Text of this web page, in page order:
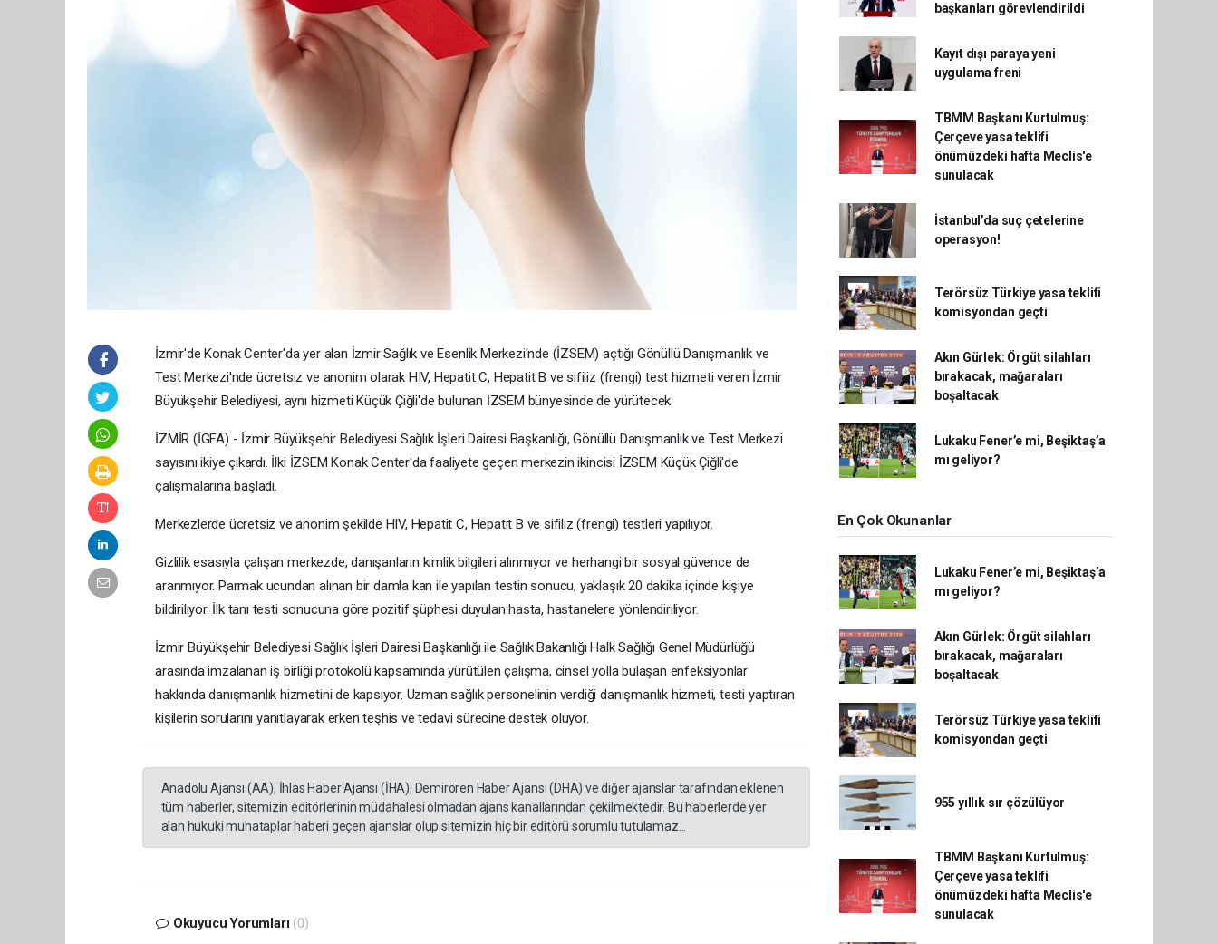
İzmir'de Konak Center'da yer alan İzmir Sağlık ve Esenlik Merkezi'nde (İZSEM) açtığı Gönüllü Danışmanlık ve
Test Merkezi'nde ücretsiz ve anonim olarak HIV, Hepatit C, Hepatit B ve sifiliz (frengi) test hizmeti veren İzmir
Büyükşehir Belediyesi, aynı hizmeti Küçük Çiğli'de bulunan İZSEM bünyesinde de yürütecek.
İZMİR (İGFA) - İzmir Büyükşehir Belediyesi Sağlık İşleri Dairesi Başkanlığı, Gönüllü Danışmanlık ve Test Merkezi
sayısını ikiye çıkardı. İlki İZSEM Konak Center'da faaliyete geçen merkezin ikincisi İZSEM Küçük Çiğli'de
çalışmalarına başladı.
Merkezlerde ücretsiz ve anonim şekilde HIV, Hepatit C, Hepatit B ve sifiliz (frengi) testleri yapılıyor.
Gizlilik esasıyla çalışan merkezde, danışanların kimlik bilgileri alınmıyor ve herhangi bir sosyal güvence de
aranmıyor. Parmak ucundan alınan bir damla kan ile yapılan testin sonucu, yaklaşık 20 dakika içinde kişiye
bildiriliyor. İlk tanı testi sonucuna göre pozitif şüphesi duyulan hasta, hastanelere yönlendiriliyor.
İzmir Büyükşehir Belediyesi Sağlık İşleri Dairesi Başkanlığı ile Sağlık Bakanlığı Halk Sağlığı Genel Müdürlüğü
arasında imzalanan iş birliği protokolü kapsamında yürütülen çalışma, cinsel yolla bulaşan enfeksiyonlar
hakkında danışmanlık hizmetini de kapsıyor. Uzman sağlık personelinin verdiği danışmanlık hizmeti, testi yaptıran
kişilerin sorularını yanıtlayarak erken teşhis ve tedavi sürecine destek oluyor.
Anadolu Ajansı (AA), İhlas Haber Ajansı (İHA), Demirören Haber Ajansı (DHA) ve diğer ajanslar tarafından eklenen
tüm haberler, sitemizin editörlerinin müdahalesi olmadan ajans kanallarından çekilmektedir. Bu haberlerde yer
alan hukuki muhataplar haberi geçen ajanslar olup sitemizin hiç bir editörü sorumlu tutulamaz...
Okuyucu Yorumları (0)
başkanları görevlendirildi
Kayıt dışı paraya yeni
uygulama freni
TBMM Başkanı Kurtulmuş:
Çerçeve yasa teklifi
önümüzdeki hafta Meclis'e
sunulacak
İstanbul’da suç çetelerine
operasyon!
Terörsüz Türkiye yasa teklifi
komisyondan geçti
Akın Gürlek: Örgüt silahları
bırakacak, mağaraları
boşaltacak
Lukaku Fener’e mi, Beşiktaş’a
mı geliyor?
En Çok Okunanlar
Lukaku Fener’e mi, Beşiktaş’a
mı geliyor?
Akın Gürlek: Örgüt silahları
bırakacak, mağaraları
boşaltacak
Terörsüz Türkiye yasa teklifi
komisyondan geçti
955 yıllık sır çözülüyor
TBMM Başkanı Kurtulmuş:
Çerçeve yasa teklifi
önümüzdeki hafta Meclis'e
sunulacak